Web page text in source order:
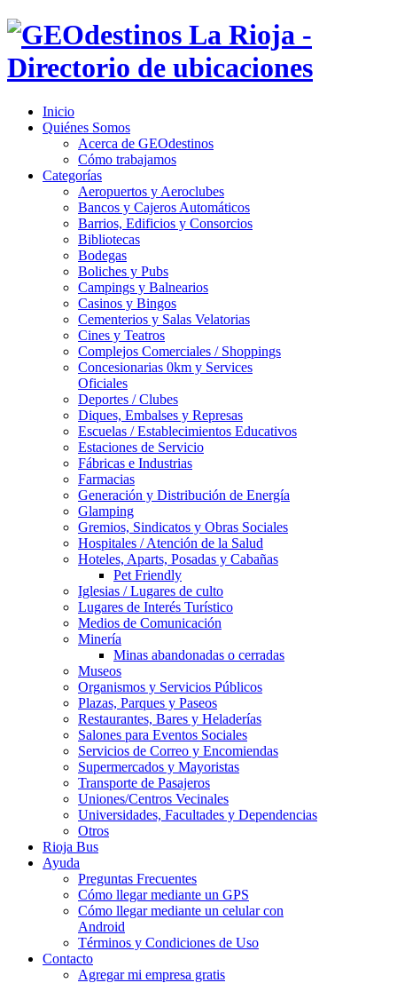
Inicio
Quiénes Somos
Acerca de GEOdestinos
Cómo trabajamos
Categorías
Aeropuertos y Aeroclubes
Bancos y Cajeros Automáticos
Barrios, Edificios y Consorcios
Bibliotecas
Bodegas
Boliches y Pubs
Campings y Balnearios
Casinos y Bingos
Cementerios y Salas Velatorias
Cines y Teatros
Complejos Comerciales / Shoppings
Concesionarias 0km y Services
Oficiales
Deportes / Clubes
Diques, Embalses y Represas
Escuelas / Establecimientos Educativos
Estaciones de Servicio
Fábricas e Industrias
Farmacias
Generación y Distribución de Energía
Glamping
Gremios, Sindicatos y Obras Sociales
Hospitales / Atención de la Salud
Hoteles, Aparts, Posadas y Cabañas
Pet Friendly
Iglesias / Lugares de culto
Lugares de Interés Turístico
Medios de Comunicación
Minería
Minas abandonadas o cerradas
Museos
Organismos y Servicios Públicos
Plazas, Parques y Paseos
Restaurantes, Bares y Heladerías
Salones para Eventos Sociales
Servicios de Correo y Encomiendas
Supermercados y Mayoristas
Transporte de Pasajeros
Uniones/Centros Vecinales
Universidades, Facultades y Dependencias
Otros
Rioja Bus
Ayuda
Preguntas Frecuentes
Cómo llegar mediante un GPS
Cómo llegar mediante un celular con
Android
Términos y Condiciones de Uso
Contacto
Agregar mi empresa gratis